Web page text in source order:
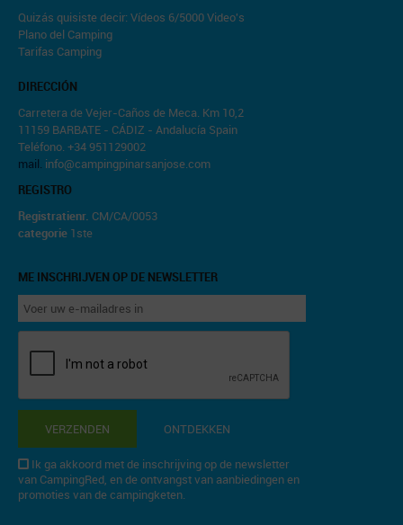
Quizás quisiste decir: Vídeos 6/5000 Video's
Plano del Camping
Tarifas Camping
DIRECCIÓN
Carretera de Vejer-Caños de Meca. Km 10,2
11159 BARBATE - CÁDIZ - Andalucía Spain
Teléfono. +34 951129002
mail. info@campingpinarsanjose.com
REGISTRO
Registratienr. CM/CA/0053
categorie 1ste
ME INSCHRIJVEN OP DE NEWSLETTER
VERZENDEN ONTDEKKEN
Ik ga akkoord met de inschrijving op de newsletter
van CampingRed, en de ontvangst van aanbiedingen en
promoties van de campingketen.